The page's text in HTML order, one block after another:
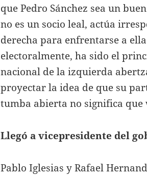
que Pedro Sánchez sea un
no es un socio leal, actúa
derecha para enfrentarse a
electoralmente, ha sido el
nacional de la izquierda
proyectar la idea de que su
tumba abierta no significa que
Llegó a vicepresidente del
Pablo Iglesias y Rafael